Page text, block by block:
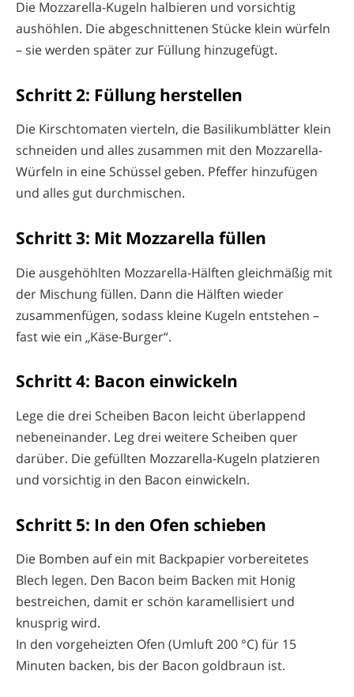
Die Mozzarella-Kugeln halbieren und vorsichtig
aushöhlen. Die abgeschnittenen Stücke klein würfeln
– sie werden später zur Füllung hinzugefügt.
Schritt 2: Füllung herstellen
Die Kirschtomaten vierteln, die Basilikumblätter klein
schneiden und alles zusammen mit den Mozzarella-
Würfeln in eine Schüssel geben. Pfeffer hinzufügen
und alles gut durchmischen.
Schritt 3: Mit Mozzarella füllen
Die ausgehöhlten Mozzarella-Hälften gleichmäßig mit
der Mischung füllen. Dann die Hälften wieder
zusammenfügen, sodass kleine Kugeln entstehen –
fast wie ein „Käse-Burger“.
Schritt 4: Bacon einwickeln
Lege die drei Scheiben Bacon leicht überlappend
nebeneinander. Leg drei weitere Scheiben quer
darüber. Die gefüllten Mozzarella-Kugeln platzieren
und vorsichtig in den Bacon einwickeln.
Schritt 5: In den Ofen schieben
Die Bomben auf ein mit Backpapier vorbereitetes
Blech legen. Den Bacon beim Backen mit Honig
bestreichen, damit er schön karamellisiert und
knusprig wird.
In den vorgeheizten Ofen (Umluft 200 °C) für 15
Minuten backen, bis der Bacon goldbraun ist.